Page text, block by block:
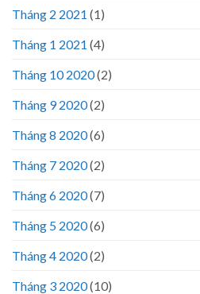
Tháng 2 2021 (1)
Tháng 1 2021 (4)
Tháng 10 2020(2)
Tháng 9 2020(2)
Tháng 8 2020(6)
Tháng 7 2020(2)
Tháng 6 2020(7)
Tháng 5 2020(6)
Tháng 4 2020(2)
Tháng 3 2020(10)